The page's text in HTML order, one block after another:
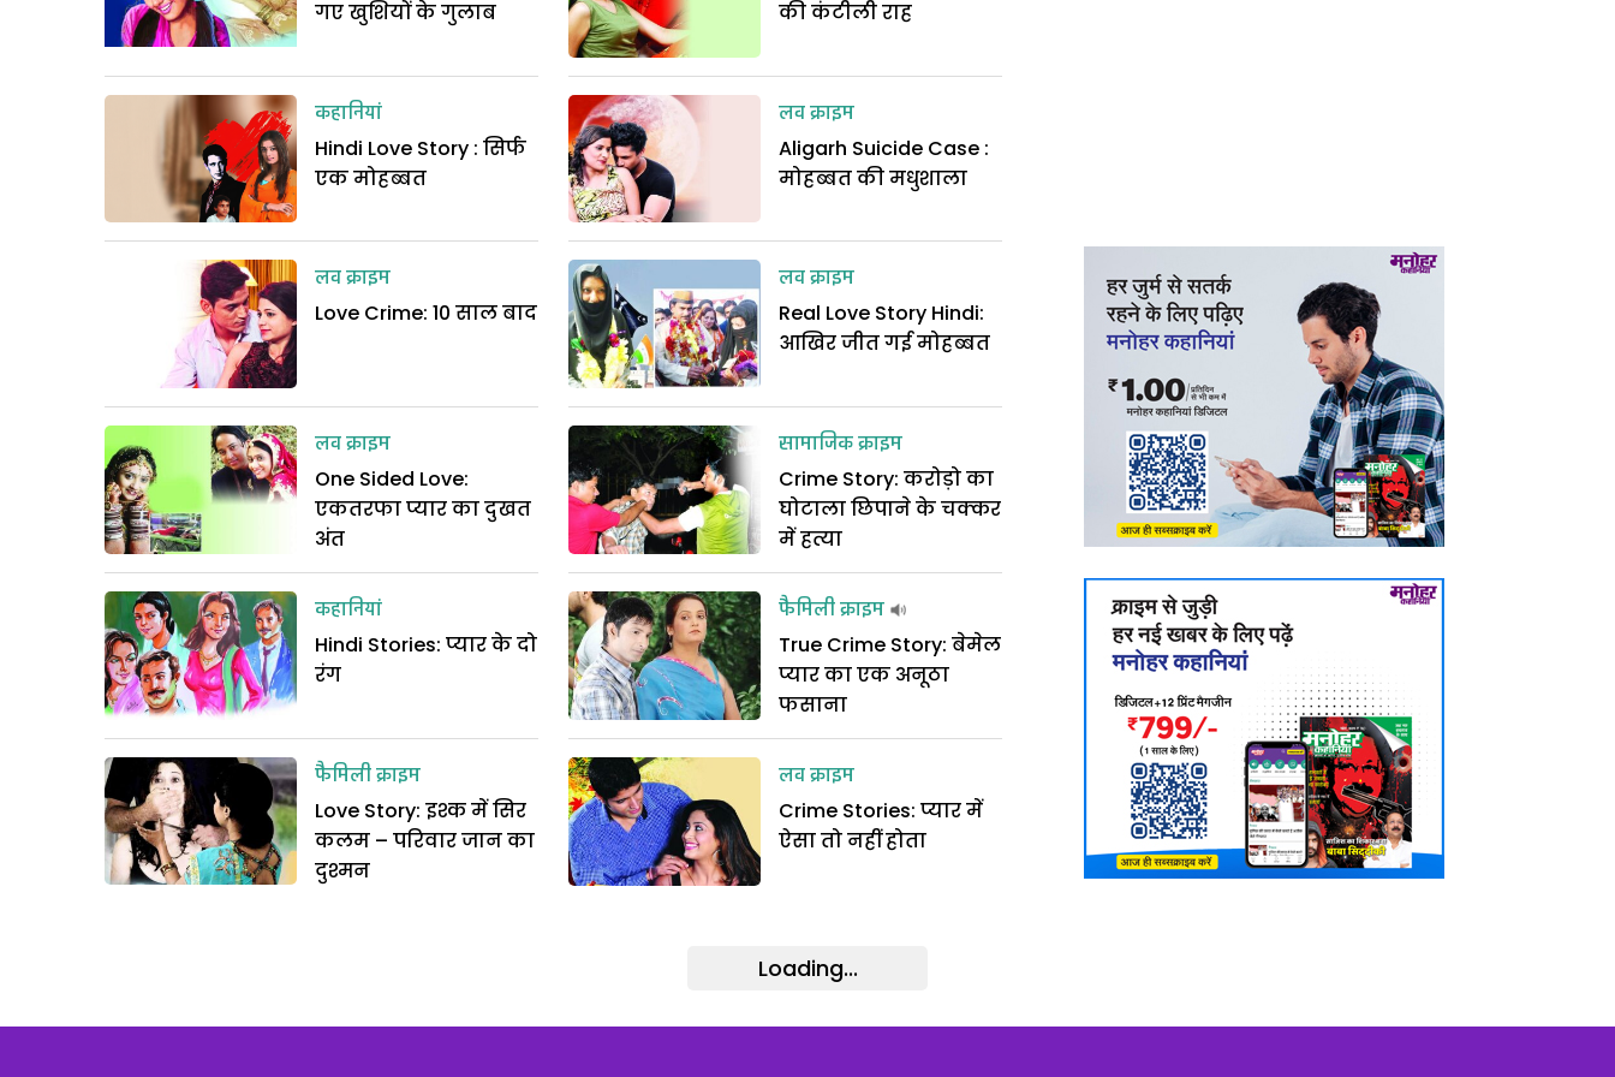
गए खुशियों के गुलाब
कहानियां
Hindi Love Story : सिर्फ
एक मोहब्बत
की कंटीली राह
लव क्राइम
Aligarh Suicide Case :
मोहब्बत की मधुशाला
लव क्राइम
Love Crime: 10 साल बाद
लव क्राइम
One Sided Love:
एकतरफा प्यार का दुखत
अंत
लव क्राइम
Real Love Story Hindi:
आखिर जीत गई मोहब्बत
सामाजिक क्राइम
Crime Story: करोड़ो का
घोटाला छिपाने के चक्कर
में हत्या
कहानियां
Hindi Stories: प्यार के दो
रंग
फैमिली क्राइम
Love Story: इश्क में सिर
कलम – परिवार जान का
दुश्मन
फैमिली क्राइम
True Crime Story: बेमेल
प्यार का एक अनूठा
फसाना
लव क्राइम
Crime Stories: प्यार में
ऐसा तो नहीं होता
Loading...